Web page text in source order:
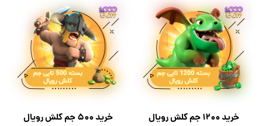
خرید ۵۰۰ جم کلش رویال
خرید 1200 جم کلش رویال